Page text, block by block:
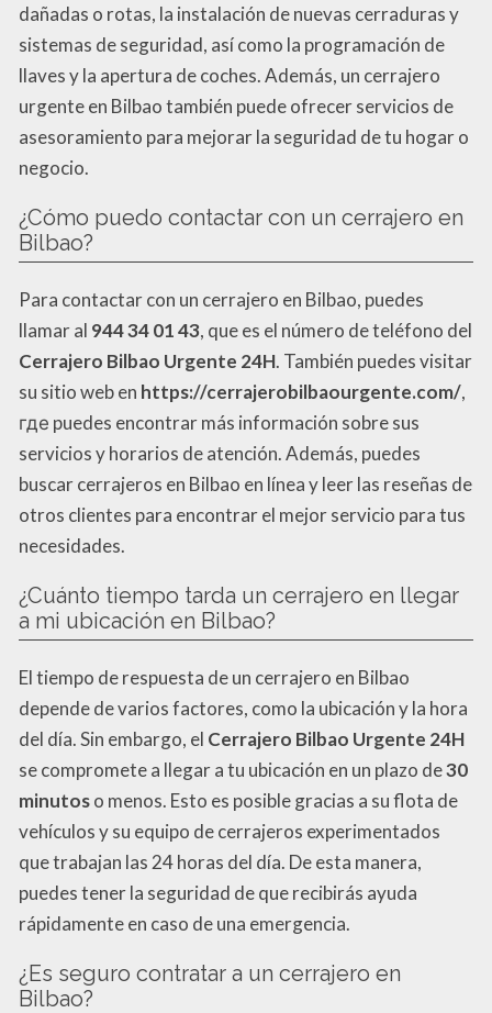
dañadas o rotas, la instalación de nuevas cerraduras y
sistemas de seguridad, así como la programación de
llaves y la apertura de coches. Además, un cerrajero
urgente en Bilbao también puede ofrecer servicios de
asesoramiento para mejorar la seguridad de tu hogar o
negocio.
¿Cómo puedo contactar con un cerrajero en
Bilbao?
Para contactar con un cerrajero en Bilbao, puedes
llamar al 944 34 01 43, que es el número de teléfono del
Cerrajero Bilbao Urgente 24H. También puedes visitar
su sitio web en https://cerrajerobilbaourgente.com/,
где puedes encontrar más información sobre sus
servicios y horarios de atención. Además, puedes
buscar cerrajeros en Bilbao en línea y leer las reseñas de
otros clientes para encontrar el mejor servicio para tus
necesidades.
¿Cuánto tiempo tarda un cerrajero en llegar
a mi ubicación en Bilbao?
El tiempo de respuesta de un cerrajero en Bilbao
depende de varios factores, como la ubicación y la hora
del día. Sin embargo, el Cerrajero Bilbao Urgente 24H
se compromete a llegar a tu ubicación en un plazo de30
minutoso menos. Esto es posible gracias a su flota de
vehículos y su equipo de cerrajeros experimentados
que trabajan las 24 horas del día. De esta manera,
puedes tener la seguridad de que recibirás ayuda
rápidamente en caso de una emergencia.
¿Es seguro contratar a un cerrajero en
Bilbao?